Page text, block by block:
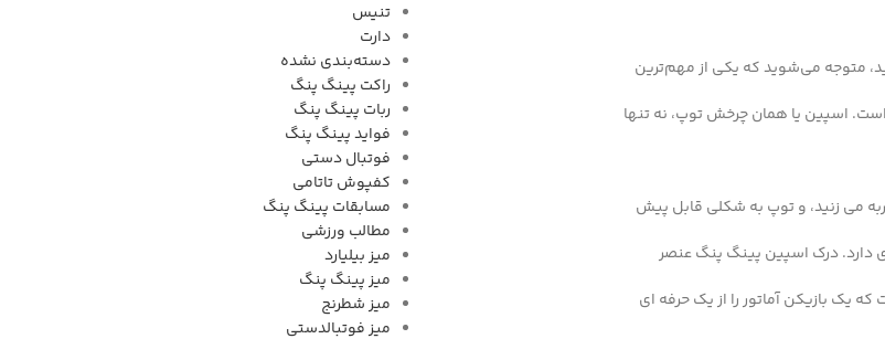
متوجه می‌شوید که یکی از مهم‌ترین
اسپین یا همان چرخش توپ، نه تنها
می زنید، و توپ به شکلی قابل پیش
دارد. درک اسپین پینگ پنگ عنصر
یک بازیکن آماتور را از یک حرفه ای
تنیس
دارت
دسته‌بندی نشده
راکت پینگ پنگ
ربات پینگ پنگ
فواید پینگ پنگ
فوتبال دستی
کفپوش تاتامی
مسابقات پینگ پنگ
مطالب ورزشی
میز بیلیارد
میز پینگ پنگ
میز شطرنج
میز فوتبالدستی